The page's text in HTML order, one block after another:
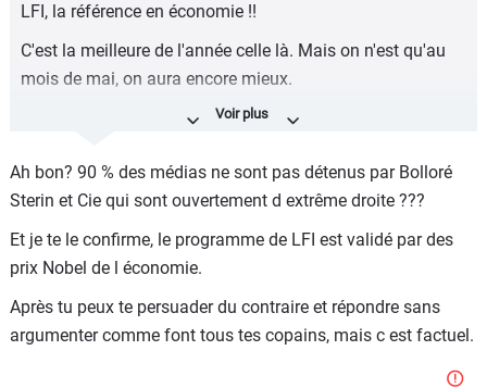
LFI, la référence en économie !!
C'est la meilleure de l'année celle là. Mais on n'est qu'au
mois de mai, on aura encore mieux.
Le coup des "médias détenus par des milliardaires", c'est
La preuve par l'exemple que la Bruyère, extraordinaire
connaisseur des hommes, avait résumé : "c'est une
grande misère de ne pas avoir assez d'esprit pour parler, et
pas assez de jugement pour se taire".
Ah bon? 90 % des médias ne sont pas détenus par Bolloré
Sterin et Cie qui sont ouvertement d extrême droite ???
Et je te le confirme, le programme de LFI est validé par des
prix Nobel de l économie.
Après tu peux te persuader du contraire et répondre sans
argumenter comme font tous tes copains, mais c est factuel.